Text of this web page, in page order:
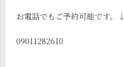
お電話でもご予約可能です。↓
09011282610